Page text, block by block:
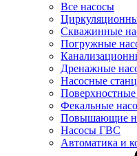
Все насосы
Скважинные
Погружные
Дренажные
Насосные
Фекальные
Повышающие
Насосы ГВС
Автоматика и